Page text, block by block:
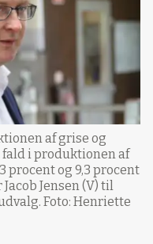
af grise og
fald i produktionen af
procent og 9,3 procent
Jensen (V) til
Foto: Henriette